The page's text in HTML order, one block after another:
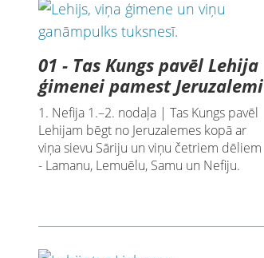
01 - Tas Kungs pavēl Lehija
ģimenei pamest Jeruzalemi
1. Nefija 1.–2. nodaļa | Tas Kungs pavēl
Lehijam bēgt no Jeruzalemes kopā ar
viņa sievu Sāriju un viņu četriem dēliem
- Lamanu, Lemuēlu, Samu un Nefiju.